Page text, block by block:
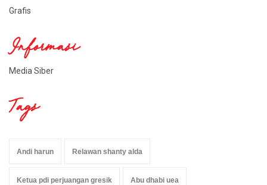
Grafis
Informasi
Media Siber
Tags
Andi harun Relawan shanty alda
Ketua pdi perjuangan gresik Abu dhabi uea